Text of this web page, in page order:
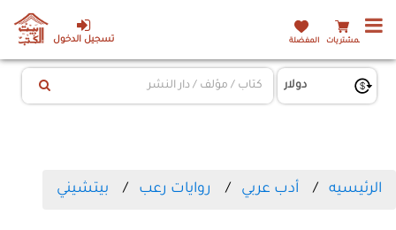
تسجيل الدخول المشتريات المفضلة
الرئيسيه أدب عربي روايات رعب بيتشيني